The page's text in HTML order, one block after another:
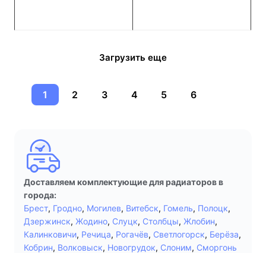
Загрузить еще
1 2 3 4 5 6
Доставляем комплектующие для радиаторов в
города:
Брест, Гродно, Могилев, Витебск, Гомель, Полоцк,
Дзержинск, Жодино, Слуцк, Столбцы, Жлобин,
Калинковичи, Речица, Рогачёв, Светлогорск, Берёза,
Кобрин, Волковыск, Новогрудок, Слоним, Сморгонь